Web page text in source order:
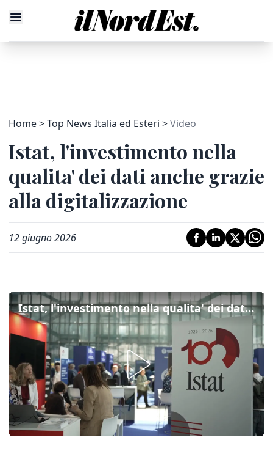
Home Top News Italia ed Esteri Video
Istat, l'investimento nella
qualita' dei dati anche grazie
alla digitalizzazione
12 giugno 2026
Istat, l'investimento nella qualita' dei dati anche grazie alla digitalizzazione